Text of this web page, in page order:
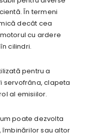
În termeni
decât cea
cu ardere
cilindri.
pentru a
servofrâna, clapeta
al emisiilor.
poate dezvolta
îmbinărilor sau altor